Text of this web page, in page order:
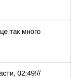
так много
02:49!//